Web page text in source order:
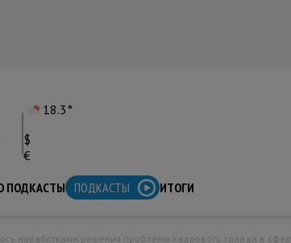
18.3°
$
€
ПОДКАСТЫ ПОДКАСТЫ ИТОГИ